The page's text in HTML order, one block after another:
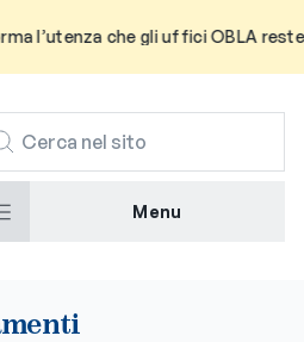
l’utenza che gli uffici OBLA
Menu